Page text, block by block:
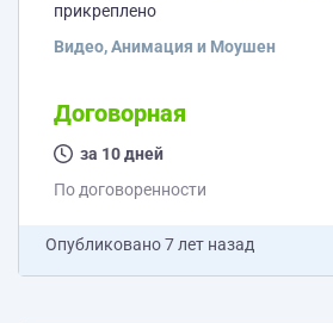
прикреплено
Видео, Анимация и Моушен
Договорная
за 10 дней
По договоренности
Опубликовано7 лет назад